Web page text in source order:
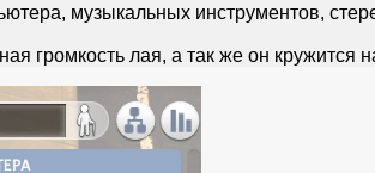
музыкальных инструментов,
громкость лая, а так же он